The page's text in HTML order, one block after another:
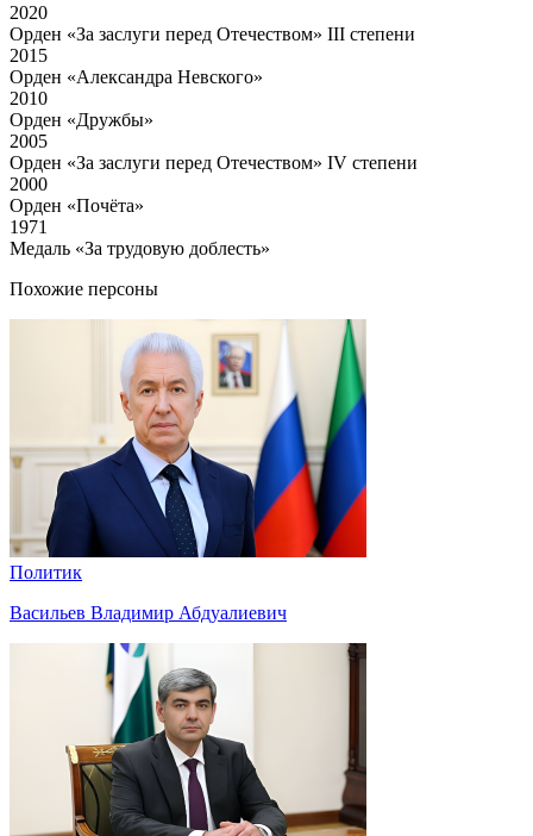
2020
Орден «За заслуги перед Отечеством» III степени
2015
Орден «Александра Невского»
2010
Орден «Дружбы»
2005
Орден «За заслуги перед Отечеством» IV степени
2000
Орден «Почёта»
1971
Медаль «За трудовую доблесть»
Похожие персоны
Политик
Васильев Владимир Абдуалиевич